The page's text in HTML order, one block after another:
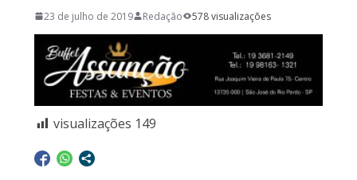
23 de julho de 2019 Redação 578 visualizações
visualizações 149